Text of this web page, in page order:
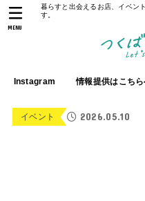
暮らすと出会えるお店、イベン
す。
Instagram 情報提供はこち
MENU
イベント 2026.05.10